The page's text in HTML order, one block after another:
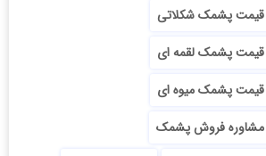
قیمت پشمک شکلاتی
قیمت پشمک لقمه ای
قیمت پشمک میوه ای
مشاوره فروش پشمک